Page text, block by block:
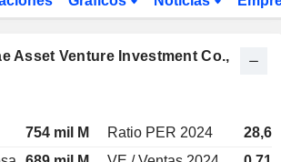
Asset Venture Investment Co.,
754 mil M Ratio PER 2024
28,6x